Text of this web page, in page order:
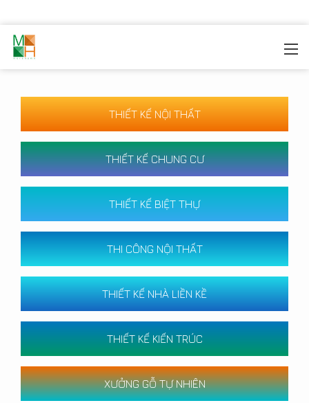
THIẾT KẾ NỘI THẤT
THIẾT KẾ CHUNG CƯ
THIẾT KẾ BIỆT THỰ
THI CÔNG NỘI THẤT
THIẾT KẾ NHÀ LIỀN KỀ
THIẾT KẾ KIẾN TRÚC
XƯỞNG GỖ TỰ NHIÊN